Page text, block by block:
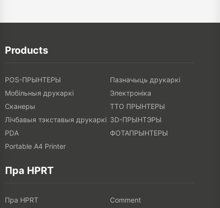
Products
POS-ПРЫНТЕРЫ
Пазначыць друкаркі
Мобільныя друкаркі
Электроніка
Сканеры
ТТО ПРЫНТЕРЫ
Лічбавыя тэкставыя друкаркі 3D-ПРЫНТЭРЫ
PDA
ФОТАПРЫНТЕРЫ
Portable A4 Printer
Пра HPRT
Пра HPRT
Comment